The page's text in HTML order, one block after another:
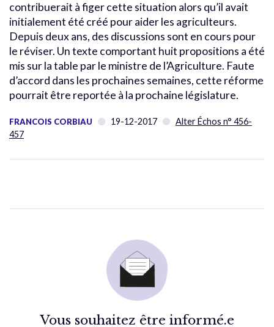
contribuerait à figer cette situation alors qu’il avait
initialement été créé pour aider les agriculteurs.
Depuis deux ans, des discussions sont en cours pour
le réviser. Un texte comportant huit propositions a été
mis sur la table par le ministre de l’Agriculture. Faute
d’accord dans les prochaines semaines, cette réforme
pourrait être reportée à la prochaine législature.
FRANCOIS CORBIAU 19-12-2017
Alter Échos n° 456-
457
Vous souhaitez être informé.e